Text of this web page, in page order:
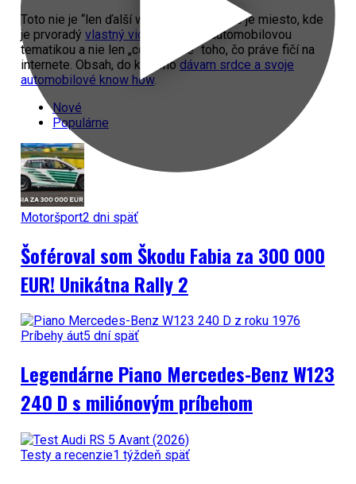
Toto nie je “len ďalší web o autách”. Toto je miesto, kde
je prvoradý vlastný video obsah
s automobilovou
tematikou a nie len „copy paste“ toho, čo práve fičí na
internete. Obsah, do ktorého dávam srdce a svoje
automobilové know how.
Nové
Populárne
Motoršport2 dni späť
Šoféroval som Škodu Fabia za 300 000
EUR! Unikátna Rally 2
Príbehy áut5 dní späť
Legendárne Piano Mercedes-Benz W123
240 D s miliónovým príbehom
Testy a recenzie1 týždeň späť